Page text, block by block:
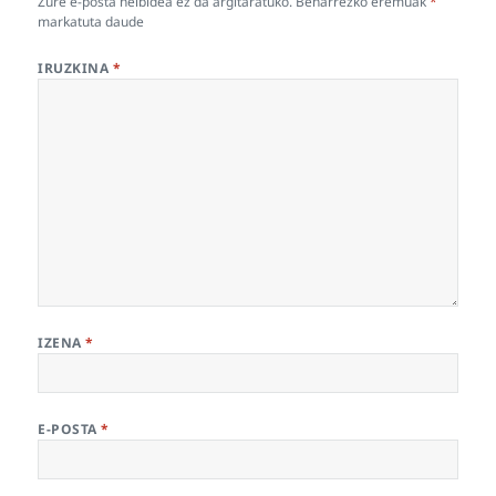
markatuta daude
IRUZKINA *
IZENA*
E-POSTA*